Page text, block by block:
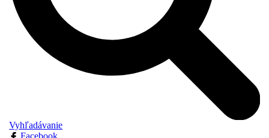
Vyhľadávanie
Facebook